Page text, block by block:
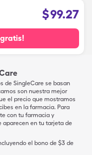
$99.27
de SingleCare se basan
son nuestra mejor
el precio que mostramos
en la farmacia. Para
con tu farmacia y
aparecen en tu tarjeta de
el bono de $3 de